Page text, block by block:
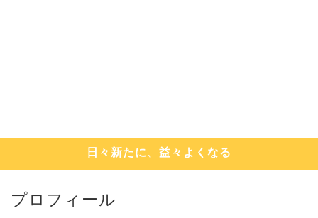
日々新たに、益々よくなる
プロフィール